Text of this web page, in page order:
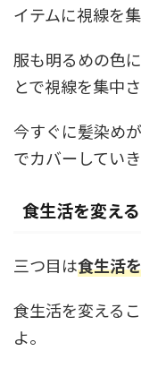
イテムに視線を
服も明るめの色
とで視線を集中
今すぐに髪染め
でカバーしていき
食生活を変える
三つ目は食生活
食生活を変える
よ。